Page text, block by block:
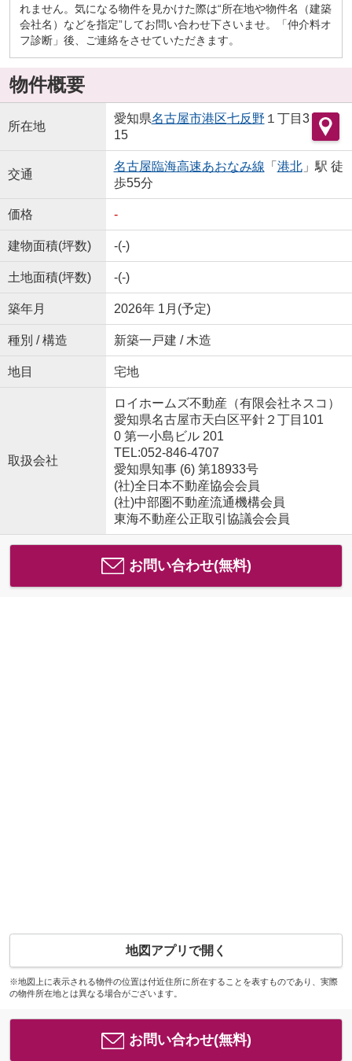
れません。気になる物件を見かけた際は“所在地や物件名（建築
会社名）などを指定”してお問い合わせ下さいませ。「仲介料オ
フ診断」後、ご連絡をさせていただきます。
物件概要
所在地
愛知県名古屋市港区七反野 １丁目3
15
交通
名古屋臨海高速あおなみ線 「 港北」駅 徒
歩55分
価格 -
建物面積(坪数) -(-)
土地面積(坪数) -(-)
築年月 2026年 1月(予定)
種別 / 構造 新築一戸建 / 木造
地目 宅地
取扱会社
ロイホームズ不動産（有限会社ネスコ）
愛知県名古屋市天白区平針２丁目101
0 第一小島ビル 201
TEL:052-846-4707
愛知県知事 (6) 第18933号
(社)全日本不動産協会会員
(社)中部圏不動産流通機構会員
東海不動産公正取引協議会会員
お問い合わせ(無料)
地図アプリで開く
※地図上に表示される物件の位置は付近住所に所在することを表すものであり、実際
の物件所在地とは異なる場合がございます。
お問い合わせ(無料)